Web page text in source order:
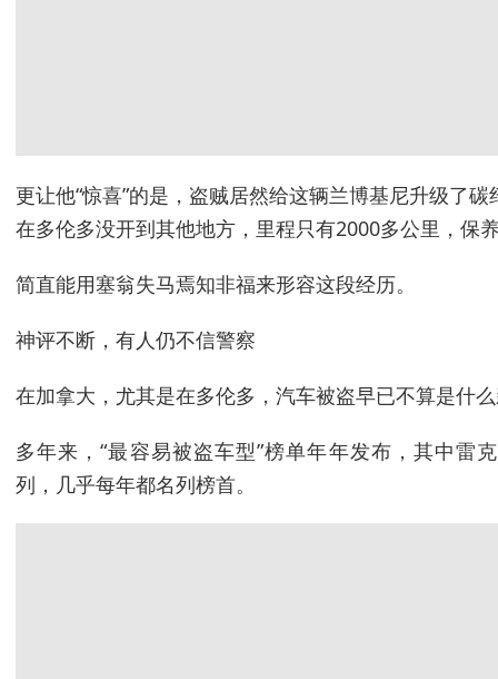
更让他“惊喜”的是，盗贼居然给这辆兰博基尼升级了
在多伦多没开到其他地方，里程只有2000多公里，保
简直能用塞翁失马焉知非福来形容这段经历。
神评不断，有人仍不信警察
在加拿大，尤其是在多伦多，汽车被盗早已不算是什
多年来，“最容易被盗车型”榜单年年发布，其中雷
列，几乎每年都名列榜首。